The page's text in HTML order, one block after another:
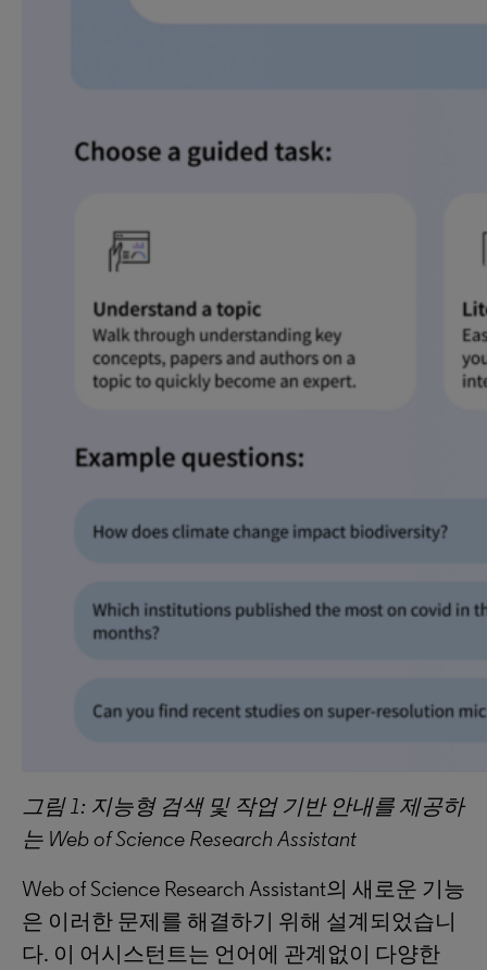
그림 1: 지능형 검색 및 작업 기반 안내를 제공하
는 Web of Science Research Assistant
Web of Science Research Assistant의 새로운 기능
은 이러한 문제를 해결하기 위해 설계되었습니
다. 이 어시스턴트는 언어에 관계없이 다양한